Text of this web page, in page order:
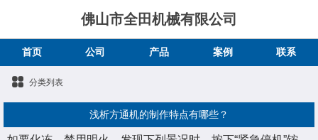
佛山市全田机械有限公司
首页 公司 产品 案例 联系
分类列表
浅析方通机的制作特点有哪些？